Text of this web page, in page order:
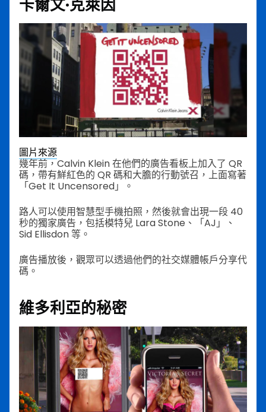
卡爾文·克萊因
圖片來源
幾年前，Calvin Klein 在他們的廣告看板上加入了 QR
碼，帶有鮮紅色的 QR 碼和大膽的行動號召，上面寫著
「Get It Uncensored」。
路人可以使用智慧型手機拍照，然後就會出現一段 40
秒的獨家廣告，包括模特兒 Lara Stone、「AJ」、
Sid Ellisdon 等。
廣告播放後，觀眾可以透過他們的社交媒體帳戶分享代
碼。
維多利亞的秘密